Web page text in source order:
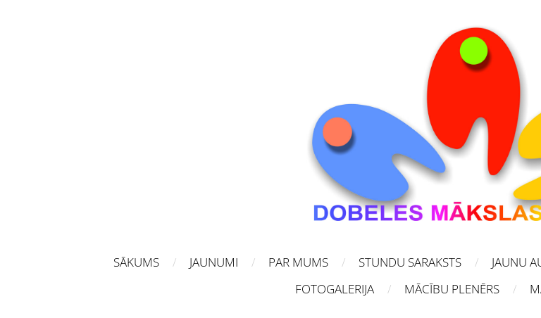
SĀKUMS JAUNUMI PAR MUMS STUNDU SARAKSTS JAUNU
FOTOGALERIJA
MĀCĪBU PLENĒRS